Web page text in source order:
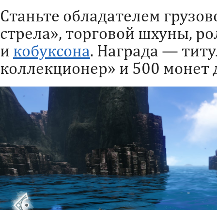
Станьте обладателем
стрела», торговой шхуны,
и кобуксона. Награда —
коллекционер» и 500 монет